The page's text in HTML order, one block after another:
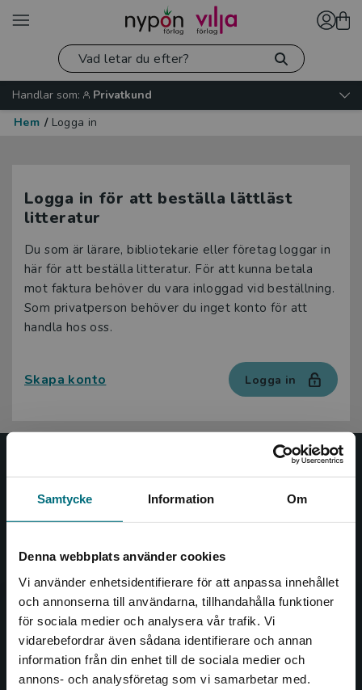
Samtycke Information Om
Denna webbplats använder cookies
Vi använder enhetsidentifierare för att anpassa innehållet
och annonserna till användarna, tillhandahålla funktioner
för sociala medier och analysera vår trafik. Vi
vidarebefordrar även sådana identifierare och annan
information från din enhet till de sociala medier och
annons- och analysföretag som vi samarbetar med.
Begränsad fraktregion
Handlar som:
Privatkund
Hem / Logga in
Logga in för att beställa lättläst
litteratur
Du som är lärare, bibliotekarie eller företag loggar in
här för att beställa litteratur. För att kunna betala
mot faktura behöver du vara inloggad vid beställning.
Som privatperson behöver du inget konto för att
handla hos oss.
Skapa konto Logga in
Nypon och Vilja
Nypon och Vilja förlag ger ut böcker som väcker läslust
såväl barn som vuxna.
Nypon och Vilja förlag är en del av Studentlitteratur.
Kontakta oss
Kontakta oss
046-31 20 00